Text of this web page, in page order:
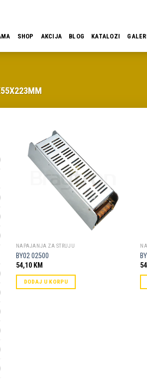
SHOP AKCIJA BLOG KATALOZI
NAPAJANJA ZA STRUJU
BY02 02500
54,10 KM
DODAJ U KORPU